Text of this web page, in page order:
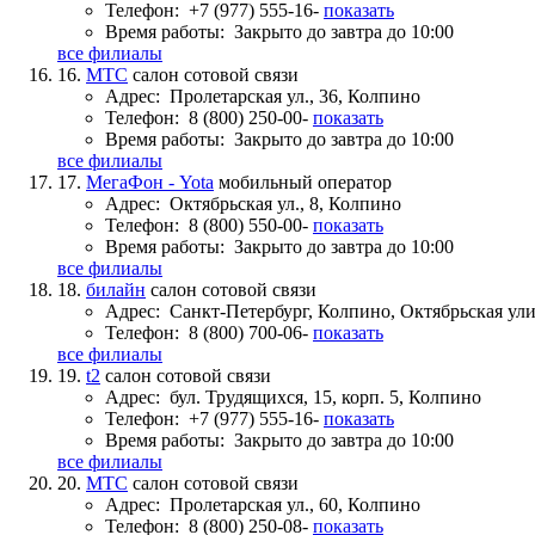
Телефон: +7 (977) 555-16- показать
Время работы: Закрыто до завтра до 10:00
все филиалы
16. МТС салон сотовой связи
Адрес: Пролетарская ул., 36, Колпино
Телефон: 8 (800) 250-00- показать
Время работы: Закрыто до завтра до 10:00
все филиалы
17. МегаФон - Yota мобильный оператор
Адрес: Октябрьская ул., 8, Колпино
Телефон: 8 (800) 550-00- показать
Время работы: Закрыто до завтра до 10:00
все филиалы
18. билайн салон сотовой связи
Адрес: Санкт-Петербург, Колпино, Октябрьская
Телефон: 8 (800) 700-06- показать
все филиалы
19. t2 салон сотовой связи
Адрес: бул. Трудящихся, 15, корп. 5, Колпино
Телефон: +7 (977) 555-16- показать
Время работы: Закрыто до завтра до 10:00
все филиалы
20. МТС салон сотовой связи
Адрес: Пролетарская ул., 60, Колпино
Телефон: 8 (800) 250-08- показать